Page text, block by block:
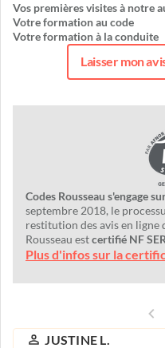
Vos premières visites à notre
Votre formation au code
Votre formation à la conduite
Laisser mon
Codes Rousseau s'engage
septembre 2018, le
restitution des avis en ligne
Rousseau estcertifié NF
Plus d'infos sur la
JUSTINE L.